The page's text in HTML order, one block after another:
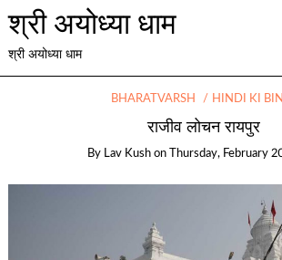
श्री अयोध्या धाम
श्री अयोध्या धाम
BHARATVARSH HINDI KI
राजीव लोचन रायपुर
By Lav Kush on Thursday, February